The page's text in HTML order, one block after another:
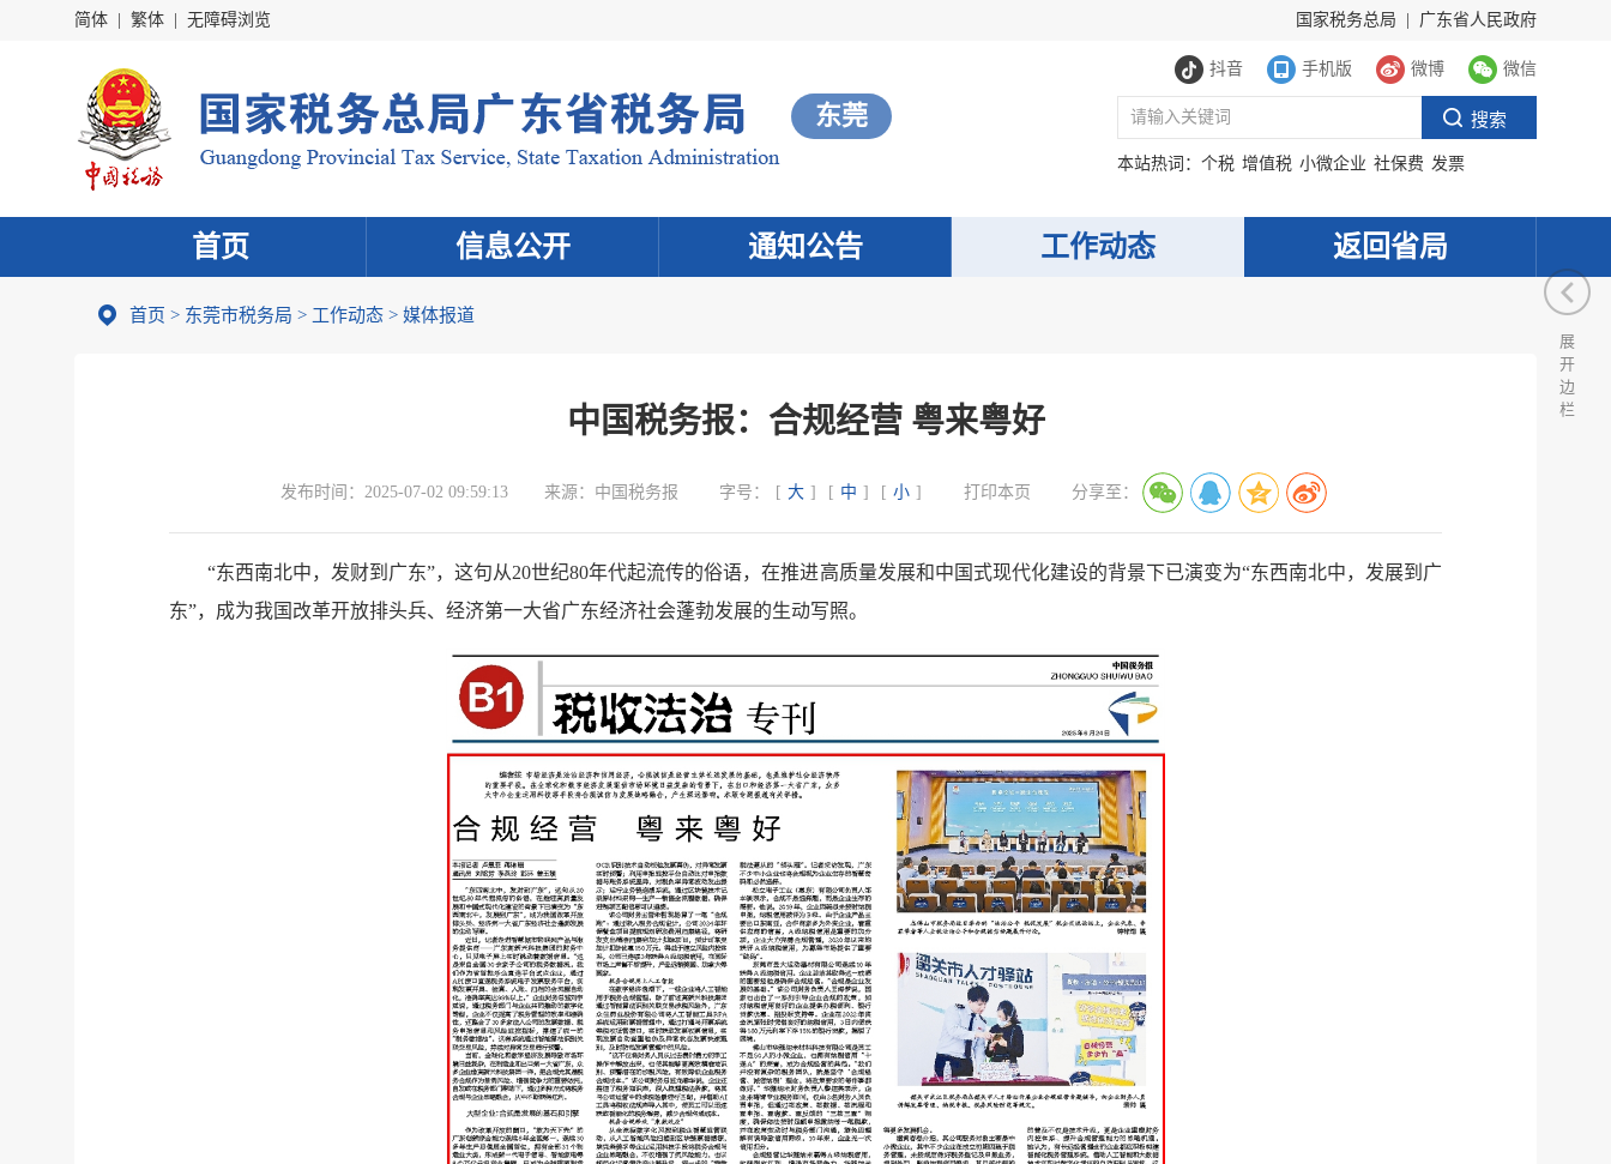
简体 繁体 无障碍浏览 国家税务总局 广东省人民政府
抖音 手机版 微博 微信
东莞
本站热词： 个税 增值税 小微企业 社保费 发票
首页 信息公开 通知公告 工作动态 返回省局
首页 > 东莞市税务局 > 工作动态 > 媒体报道
中国税务报：合规经营 粤来粤好
发布时间： 2025-07-02 09:59:13 来源： 中国税务报 字号： [ 大 ] [ 中 ] [ 小 ] 打印本页 分享至：
“东西南北中，发财到广东”，这句从20世纪80年代起流传的俗语，在推进高质量发展和中国式现代化建设的背景下已演变为“东西南北中，发展到广
东”，成为我国改革开放排头兵、经济第一大省广东经济社会蓬勃发展的生动写照。
展
开
边
栏